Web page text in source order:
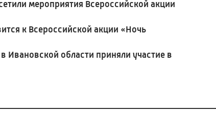
мероприятия Всероссийской акции
к Всероссийской акции «Ночь
Ивановской области приняли участие в